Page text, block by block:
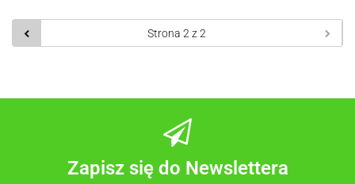
Zapisz się do Newslettera